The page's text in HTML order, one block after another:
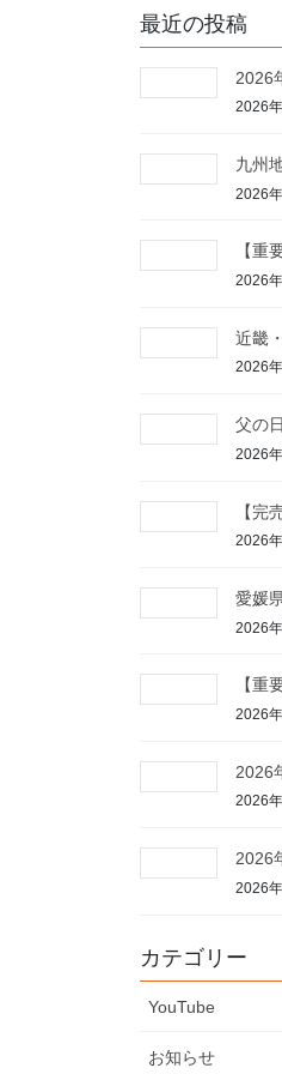
最近の投稿
2026
2026
九州
2026
【重
2026
近畿
2026
父の
2026
【完
2026
愛媛
2026
【重
2026
2026
2026
2026
2026
カテゴリー
YouTube
お知らせ